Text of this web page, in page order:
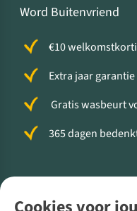
Word Buitenvriend
€10
Extra jaar garantie
Gratis wasbeurt
365 dagen